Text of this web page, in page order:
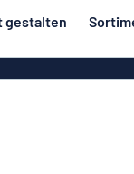
gestalten